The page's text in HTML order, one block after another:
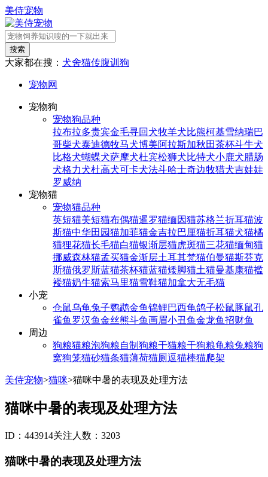
美侍宠物
搜索
大家都在搜： 犬舍猫传腹训狗
宠物网
宠物狗
宠物狗品种
拉布拉多贵宾金毛寻回犬牧羊犬比熊柯基雪纳瑞巴
哥柴犬泰迪德牧马犬博美阿拉斯加秋田茶杯斗牛犬
比格犬蝴蝶犬萨摩犬杜宾松狮犬比特犬小鹿犬腊肠
犬格力犬杜高犬可卡犬法斗哈士奇边牧猎犬吉娃娃
罗威纳
宠物猫
宠物猫品种
英短猫美短猫布偶猫暹罗猫缅因猫苏格兰折耳猫波
斯猫中华田园猫加菲猫金吉拉巴厘猫折耳猫犬猫橘
猫狸花猫长毛猫白猫银渐层猫虎斑猫三花猫缅甸猫
挪威森林猫孟买猫金渐层土耳其梵猫伯曼猫斯芬克
斯猫俄罗斯蓝猫茶杯猫蓝猫矮脚猫土猫曼基康猫褴
褛猫奶牛猫索马里猫雪鞋猫加拿大无毛猫
小宠
仓鼠乌龟兔子鹦鹉金鱼锦鲤巴西龟鸽子松鼠豚鼠孔
雀鱼 罗汉鱼金丝熊斗鱼画眉小丑鱼金龙鱼招财鱼
周边
狗粮猫粮泡狗粮自制狗粮干猫粮干狗粮龟粮兔粮狗
窝狗笼猫砂猫条猫薄荷猫厕逗猫棒猫爬架
美侍宠物>猫咪>猫咪中暑的表现及处理方法
猫咪中暑的表现及处理方法
ID：443914关注人数：3203
猫咪中暑的表现及处理方法